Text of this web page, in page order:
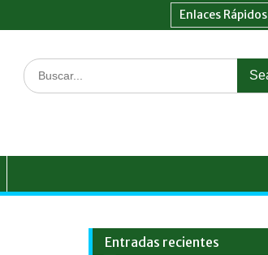
Enlaces Rápidos
Search
for:
Entradas recientes